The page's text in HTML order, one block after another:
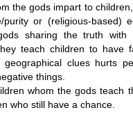
the gods impart to
purity or (religious-based)
sharing the truth with
teach children to have
clues hurts
things.
whom the gods teach
who still have a chance.